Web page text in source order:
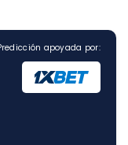
apoyada por: